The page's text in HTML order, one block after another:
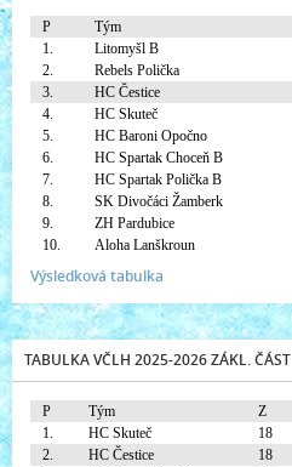
P
Tým
1.
Litomyšl B
2.
Rebels Polička
3.
HC Čestice
4.
HC Skuteč
5.
HC Baroni Opočno
6.
HC Spartak Choceň B
7.
HC Spartak Polička B
8.
SK Divočáci Žamberk
9.
ZH Pardubice
10.
Aloha Lanškroun
Výsledková tabulka
TABULKA VČLH 2025-2026 ZÁKL. ČÁST
P Tým Z
1.
HC Skuteč 18
2.
HC Čestice 18